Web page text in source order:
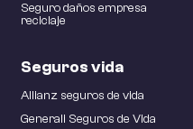
Seguro daños empresa
reciclaje
Seguros vida
Allianz seguros de vida
Generali Seguros de Vida